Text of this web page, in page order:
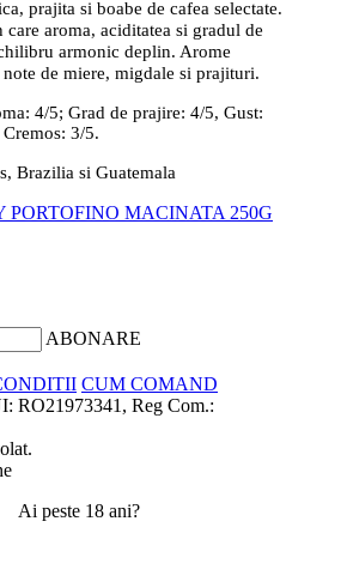
prajita si boabe de cafea selectate.
care aroma, aciditatea si gradul de
armonic deplin. Arome
de miere, migdale si prajituri.
4/5; Grad de prajire: 4/5, Gust:
3/5.
Brazilia si Guatemala
PORTOFINO MACINATA 250G
ABONARE
CUM COMAND
RO21973341, Reg Com.:
Ai peste 18 ani?